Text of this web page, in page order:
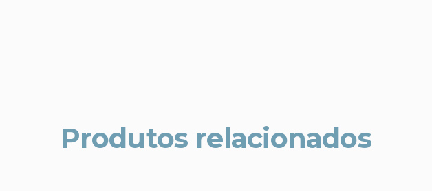
Produtos relacionados